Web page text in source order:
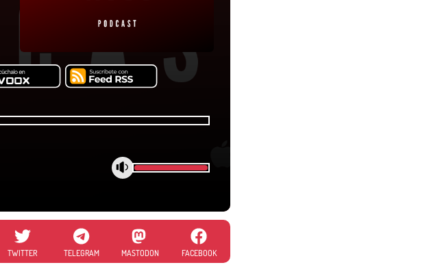
TWITTER TELEGRAM MASTODON FACEBOOK